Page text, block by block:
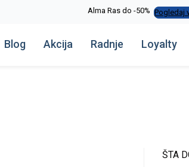
Alma Ras do -50% Pogledaj
Blog Akcija Radnje Loyalty
ŠTA